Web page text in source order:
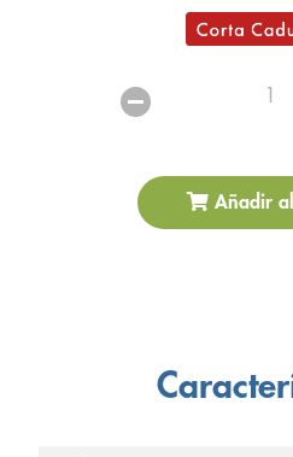
1
Añadir